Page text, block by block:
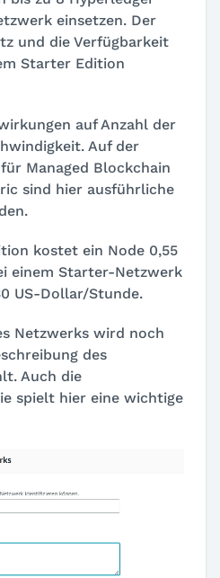
einsetzen. Der
und die Verfügbarkeit
Starter Edition
auf Anzahl der
Auf der
Managed Blockchain
sind hier ausführliche
kostet ein Node 0,55
einem Starter-Netzwerk
US-Dollar/Stunde.
Netzwerks wird noch
des
Auch die
spielt hier eine wichtige